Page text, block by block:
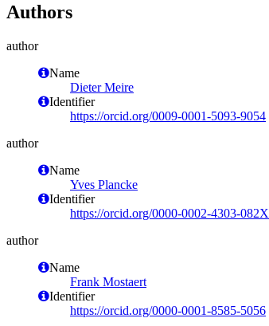
Authors
author
Name
Dieter Meire
Identifier
https://orcid.org/0009-0001-5093-9054
author
Name
Yves Plancke
Identifier
https://orcid.org/0000-0002-4303-082X
author
Name
Frank Mostaert
Identifier
https://orcid.org/0000-0001-8585-5056